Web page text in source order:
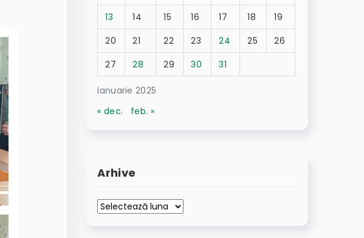
ianuarie 2025
13
14 15 16 17 18
19
20
21 22 23 24 25
26
27
28 29 30 31
« dec. feb. »
Arhive
Arhive